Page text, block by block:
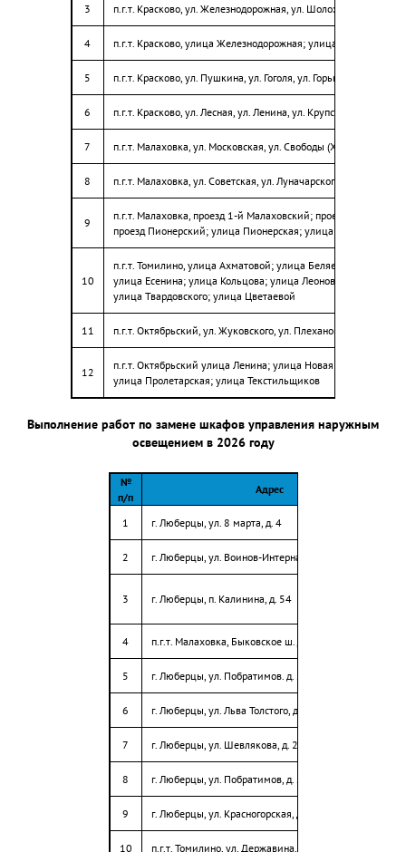
18 г.о. Люберцы, пгт. Малаховка, Быковское шоссе вблизи д. 27
19 г.о. Люберцы, пгт. Малаховка, Быковское шоссе д. 27
20 г.о. Люберцы, пгт. Малаховка, Быковское шоссе между д. 58 и д.
21 г.о. Люберцы, пгт. Малаховка, Быковское шоссе между д. 52 до д.
22 г.о. Люберцы, пгт. Малаховка, Быковское шоссе от д. 54 к д. 53
23 г.о. Люберцы, пгт. Малаховка, ул. Поперечная вблизи д. 1
г.о. Люберцы, пгт. Красково, от ул. Некрасова, д. 6, д. 8, д. 10, д. 12
до ул. Лорха, д. 9, уч. 1
г.о. Люберцы, пгт. Красково, от ул. Некрасова, д. 6, д. 8, д. 10, д. 12
до ул. Лорха, д. 9, уч. 2
г.о. Люберцы, пгт. Красково, ул. Лорха от д. 8 до д. 10
г.о. Люберцы, г. Люберцы с торца МКД № 5 по ул. Калараш
28 г.о. Люберцы, г. Люберцы от МКД № 30 по ул. Побратимов, уч. 1
г.о. Люберцы, г. Люберцы перед МКД № 30 по ул. Побратимов, уч.
г.о. Люберцы, пгт. Красково, ул. Федянина, д. 3
г.о. Люберцы, пгт. Красково, мкр. КСЗ, д. 23
г.о. Люберцы, пгт. Красково, мкр. КСЗ, от д. 11, до д. 16
г.о. Люберцы, пгт. Красково, ул. Чехова от д. 13.2 до д. 13.3
г.о. Люберцы, пгт. Красково, ул. Карла Маркса, д. 2.3, д. 2.8, д.
г.о. Люберцы, пгт. Томилино, мкр. Птицефабрика от д. 35к2 до д.5
г.о. Люберцы, пгт. Томилино, ул. Пионерская от д. 24 до д. 46
г.о. Люберцы, пгт. Томилино, ул. Пионерская от д.18 до д. 20
г.о. Люберцы, пгт Октябрьский, ул. Текстильщиков между домами
г.о. Люберцы, пгт Октябрьский, ул. Первомайская, от дома 12,
г.о. Люберцы, пгт Октябрьский, ул. Первомайская, от дома 12,
до школы 53, уч. 2
3 п.г.т. Красково, ул. Железнодорожная, ул. Шолохова
4 п.г.т. Красково, улица Железнодорожная; улица Толстого
5 п.г.т. Красково, ул. Пушкина, ул. Гоголя, ул. Горького, ул.
6 п.г.т. Красково, ул. Лесная, ул. Ленина, ул. Крупской
7 п.г.т. Малаховка, ул. Московская, ул. Свободы (Халтурина)
8 п.г.т. Малаховка, ул. Советская, ул. Луначарского, ул.
9
п.г.т. Малаховка, проезд 1-й Малаховский; проезд 2-й
проезд Пионерский; улица Пионерская; улица Садовая;
10
п.г.т. Томилино, улица Ахматовой; улица Беляева; улица
улица Есенина; улица Кольцова; улица Леонова; улица
улица Твардовского; улица Цветаевой
11 п.г.т. Октябрьский, ул. Жуковского, ул. Плеханова
12
п.г.т. Октябрьский улица Ленина; улица Новая; улица
улица Пролетарская; улица Текстильщиков
Выполнение работ по замене шкафов управления наружным
освещением в 2026 году
№
п/п
Адрес
1
г. Люберцы, ул. 8 марта, д. 4
2 г. Люберцы, ул. Воинов-Интернационалистов, д. 11
3 г. Люберцы, п. Калинина, д. 54
4 п.г.т. Малаховка, Быковское ш., д. 50
5 г. Люберцы, ул. Побратимов. д. 27а
6 г. Люберцы, ул. Льва Толстого, д. 31
7 г. Люберцы, ул. Шевлякова, д. 27/1
8 г. Люберцы, ул. Побратимов, д. 29
9 г. Люберцы, ул. Красногорская, д. 23
10 п.г.т. Томилино, ул. Державина, д. 2